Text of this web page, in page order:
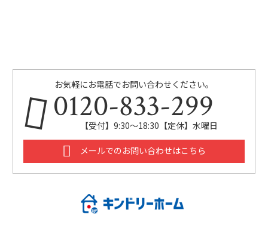
お気軽にお電話でお問い合わせください。
0120-833-299
【受付】9:30～18:30【定休】水曜日
メールでのお問い合わせはこちら